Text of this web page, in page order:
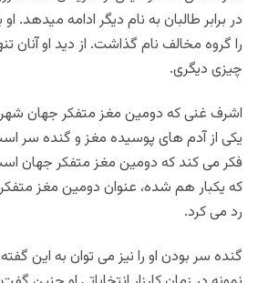
در برابر طالبان به نام دیگر ادامه میدهد. او
را گروه مخالف نام گذاشت. از دید او آنان
چیزی دیگری.
اشرف غنی که دومین مغز متفکر جهان
یکی از آدم های پوسیده مغز و گنده سر
فکر می کند که دومین مغز متفکر جهان
که یکبار هم شده، عنوان دومین مغز
رد می کرد.
گنده سر بودن او را نیز می توان به این